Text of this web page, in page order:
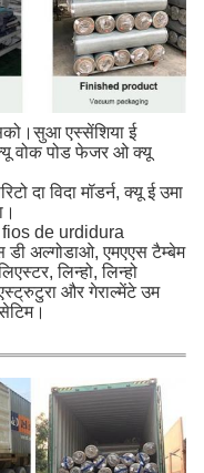
एस्सेंशिया ई
वोक पोड फेजर ओ क्यू
दा विदा मॉडर्न, क्यू ई उमा
de urdidura
डी अल्गोडाओ, एमएएस टैम्बेम
लिन्हो, लिन्हो
और गेराल्मेंटे उम